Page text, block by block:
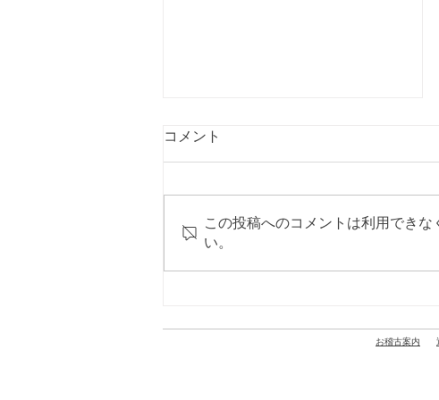
尚之先生の活動：NHK「ラジ
コメント
この投稿へのコメントは利用でき
い。
お稽古案内